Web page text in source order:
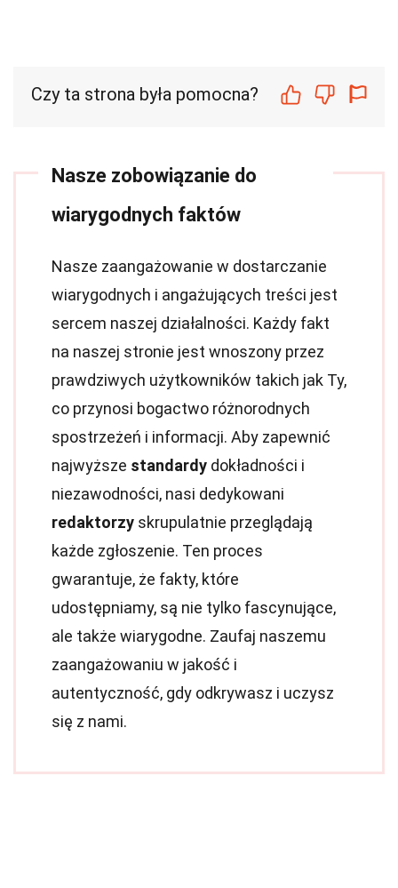
Czy ta strona była pomocna?
Nasze zobowiązanie do
wiarygodnych faktów
Nasze zaangażowanie w dostarczanie
wiarygodnych i angażujących treści jest
sercem naszej działalności. Każdy fakt
na naszej stronie jest wnoszony przez
prawdziwych użytkowników takich jak Ty,
co przynosi bogactwo różnorodnych
spostrzeżeń i informacji. Aby zapewnić
najwyższe standardy dokładności i
niezawodności, nasi dedykowani
redaktorzy skrupulatnie przeglądają
każde zgłoszenie. Ten proces
gwarantuje, że fakty, które
udostępniamy, są nie tylko fascynujące,
ale także wiarygodne. Zaufaj naszemu
zaangażowaniu w jakość i
autentyczność, gdy odkrywasz i uczysz
się z nami.